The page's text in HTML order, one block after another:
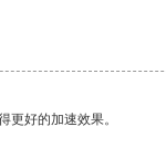
好的加速效果。